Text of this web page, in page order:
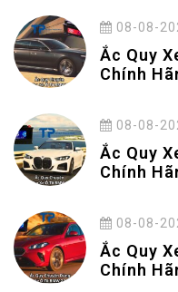
08-08-
Ắc Quy
Chính
08-08-
Ắc Quy
Chính
08-08-
Ắc Quy
Chính